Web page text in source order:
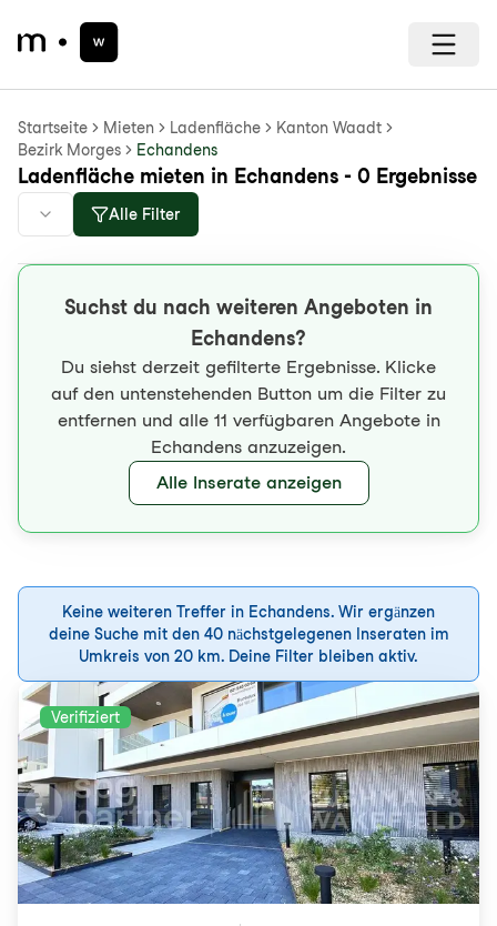
Startseite Mieten Ladenfläche
Kanton Waadt
Bezirk Morges
Echandens
Ladenfläche mieten in Echandens - 0 Ergebnisse
Alle Filter
Suchst du nach weiteren Angeboten in
Echandens?
Du siehst derzeit gefilterte Ergebnisse. Klicke
auf den untenstehenden Button um die Filter zu
entfernen und alle 11 verfügbaren Angebote in
Echandens anzuzeigen.
Alle Inserate anzeigen
Keine weiteren Treffer in Echandens. Wir ergänzen
deine Suche mit den 40 nächstgelegenen Inseraten im
Umkreis von 20 km. Deine Filter bleiben aktiv.
Verifiziert